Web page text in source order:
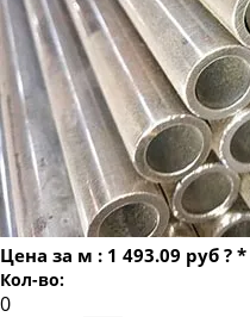
Труба бесшовная 22
Труба бесшовная 24
Труба бесшовная 25
Труба бесшовная 26
Труба бесшовная 27
Труба бесшовная 28
Труба бесшовная 30
Труба бесшовная 32
Труба бесшовная 73х19
Труба бесшовная 73х20
Цена за м : 1 493.09 руб ? *
Кол-во: